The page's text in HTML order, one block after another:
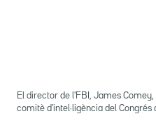
El director de l'FBI, James
comitè d'intel·ligència del Congrés